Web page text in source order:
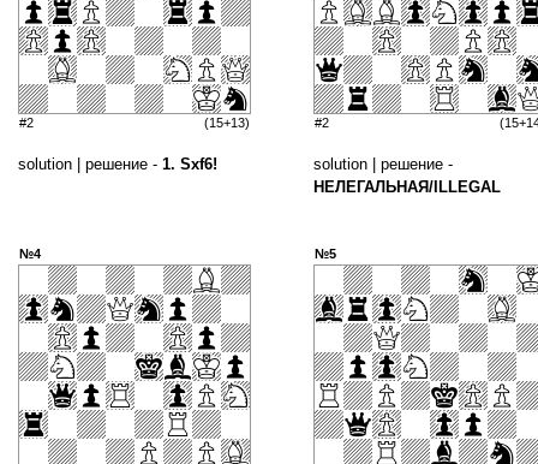
#2 (15+13)
solution | решение - 1. Sxf6!
#2
solution | решение -
НЕЛЕГАЛЬНАЯ/ILLEGAL
№4 №5